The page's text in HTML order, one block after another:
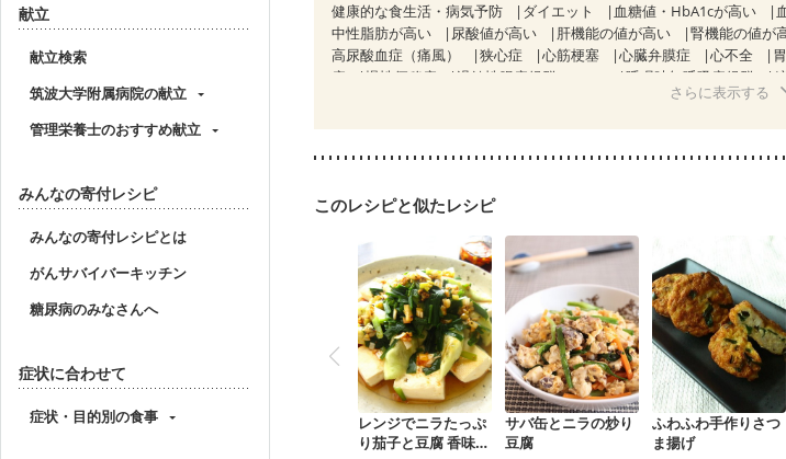
献立
献立検索
筑波大学附属病院の献立
管理栄養士のおすすめ献立
みんなの寄付レシピ
みんなの寄付レシピとは
がんサバイバーキッチン
糖尿病のみなさんへ
症状に合わせて
症状・目的別の食事
健康的な食生活・病気予防 ダイエット 血糖値・HbA1cが高い
中性脂肪が高い
尿酸値が高い 肝機能の値が高い 腎機能の値が
高尿酸血症（痛風）
狭心症 心筋梗塞 心臓弁膜症 心不全
痔
慢性便秘症 過敏性腸症候群（IBS） 睡眠時無呼吸症候群
CKD（ステージ
妊婦健診・血圧が気になる（初期）
妊婦健診・血糖値が気になる（
フレイル（年齢に合わせた体作り）
さらに表示する
このレシピと似たレシピ
レンジでニラたっぷ
り茄子と豆腐 香味ダ
サバ缶とニラの炒り
豆腐
ふわふわ手作りさつ
ま揚げ